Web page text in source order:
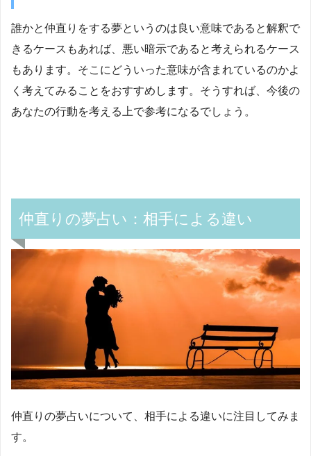
誰かと仲直りをする夢というのは良い意味であると解釈で
きるケースもあれば、悪い暗示であると考えられるケース
もあります。そこにどういった意味が含まれているのかよ
く考えてみることをおすすめします。そうすれば、今後の
あなたの行動を考える上で参考になるでしょう。
仲直りの夢占い：相手による違い
仲直りの夢占いについて、相手による違いに注目してみま
す。